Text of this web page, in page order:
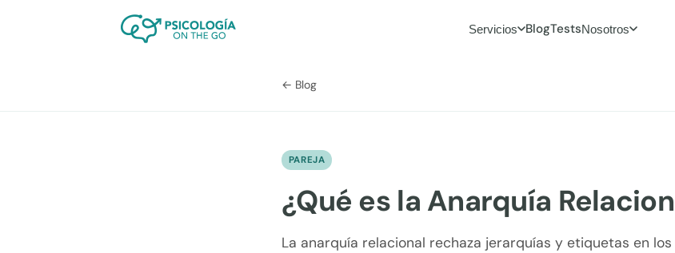
Servicios BlogTestsNosotros
← Blog
PAREJA
¿Qué es la Anarquía
La anarquía relacional rechaza jerarquías y etiquetas en los